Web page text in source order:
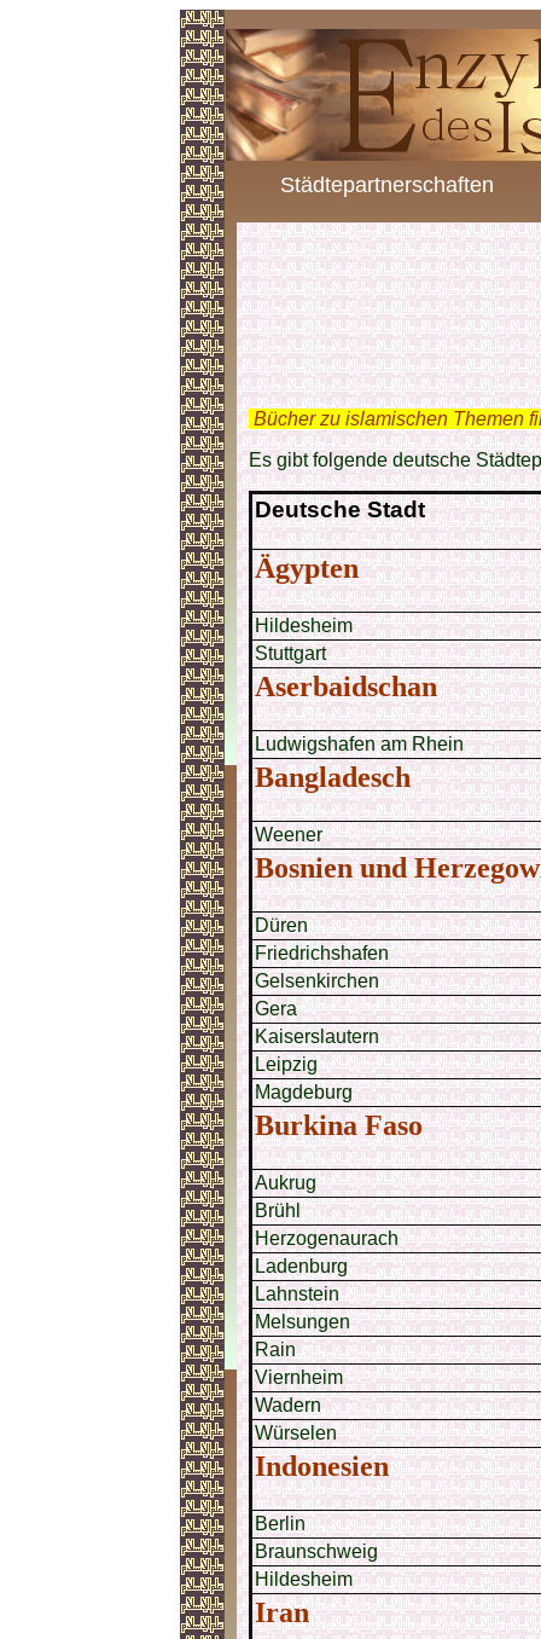
Städtepartnerschaften
Bücher zu islamischen Themen
Es gibt folgende deutsche
Deutsche Stadt
Ägypten
Hildesheim
Stuttgart
Aserbaidschan
Ludwigshafen am Rhein
Bangladesch
Weener
Bosnien und
Düren
Friedrichshafen
Gelsenkirchen
Gera
Kaiserslautern
Leipzig
Magdeburg
Burkina Faso
Aukrug
Brühl
Herzogenaurach
Ladenburg
Lahnstein
Melsungen
Rain
Viernheim
Wadern
Würselen
Indonesien
Berlin
Braunschweig
Hildesheim
Iran